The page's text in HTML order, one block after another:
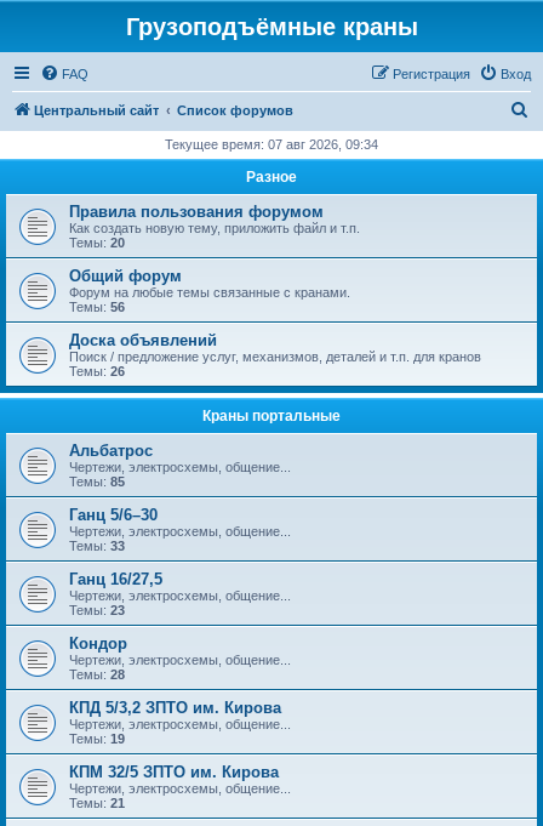
Грузоподъёмные краны
FAQ Вход
Регистрация
Центральный сайт Список форумов
с
Текущее время: 07 авг 2026, 09:34
Разное
Правила пользования форумом
Как создать новую тему, приложить файл и т.п.
Темы: 20
Общий форум
Форум на любые темы связанные с кранами.
Темы: 56
Доска объявлений
Поиск / предложение услуг, механизмов, деталей и т.п. для кранов
Темы: 26
Краны портальные
Альбатрос
Чертежи, электросхемы, общение...
Темы: 85
Ганц 5/6–30
Чертежи, электросхемы, общение...
Темы: 33
Ганц 16/27,5
Чертежи, электросхемы, общение...
Темы: 23
Кондор
Чертежи, электросхемы, общение...
Темы: 28
КПД 5/3,2 ЗПТО им. Кирова
Чертежи, электросхемы, общение...
Темы: 19
КПМ 32/5 ЗПТО им. Кирова
Чертежи, электросхемы, общение...
Темы: 21